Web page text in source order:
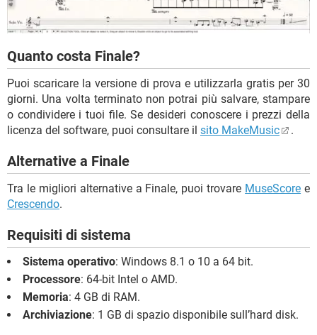
Quanto costa Finale?
Puoi scaricare la versione di prova e utilizzarla gratis per 30
giorni. Una volta terminato non potrai più salvare, stampare
o condividere i tuoi file. Se desideri conoscere i prezzi della
licenza del software, puoi consultare il sito MakeMusic .
Alternative a Finale
Tra le migliori alternative a Finale, puoi trovare MuseScore e
Crescendo.
Requisiti di sistema
Sistema operativo: Windows 8.1 o 10 a 64 bit.
Processore: 64-bit Intel o AMD.
Memoria: 4 GB di RAM.
Archiviazione: 1 GB di spazio disponibile sull’hard disk.